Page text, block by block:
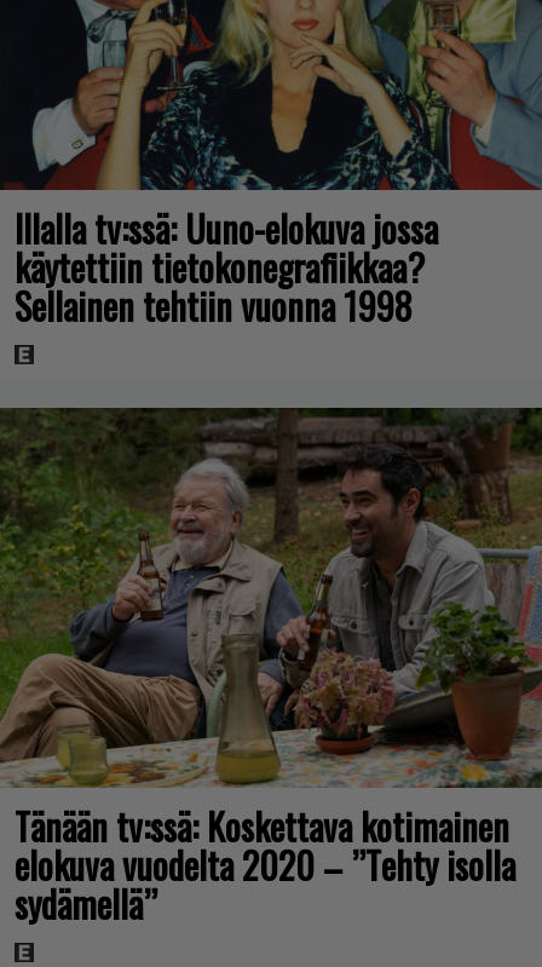
Illalla tv:ssä: Uuno-elokuva jossa
käytettiin tietokonegrafiikkaa?
Sellainen tehtiin vuonna 1998
Tänään tv:ssä: Koskettava kotimainen
elokuva vuodelta 2020 – ”Tehty isolla
sydämellä”